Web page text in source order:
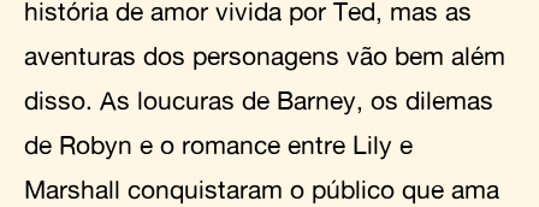
história de amor vivida por Ted, mas as
aventuras dos personagens vão bem além
disso. As loucuras de Barney, os dilemas
de Robyn e o romance entre Lily e
Marshall conquistaram o público que ama